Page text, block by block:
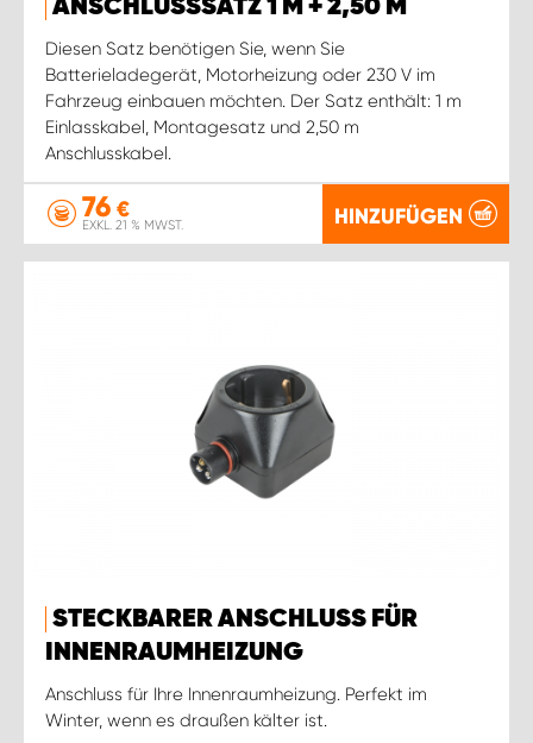
ANSCHLUSSSATZ 1 M + 2,50 M
Diesen Satz benötigen Sie, wenn Sie
Batterieladegerät, Motorheizung oder 230 V im
Fahrzeug einbauen möchten. Der Satz enthält: 1 m
Einlasskabel, Montagesatz und 2,50 m
Anschlusskabel.
76 €
EXKL. 21 % MWST. HINZUFÜGEN
STECKBARER ANSCHLUSS FÜR
INNENRAUMHEIZUNG
Anschluss für Ihre Innenraumheizung. Perfekt im
Winter, wenn es draußen kälter ist.